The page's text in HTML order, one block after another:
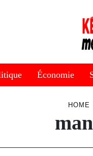
Économie
HOME